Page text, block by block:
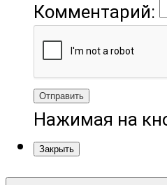
Комментарий:
Отправить
Нажимая на
Закрыть